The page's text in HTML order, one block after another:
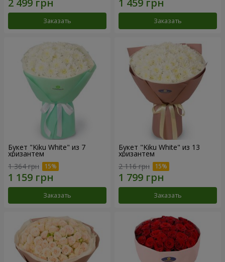
Заказать Заказать
Букет "Kiku White" из 7
хризантем
1 364 грн
Заказать
Букет "Kiku White" из 13
хризантем
2 116 грн
Заказать